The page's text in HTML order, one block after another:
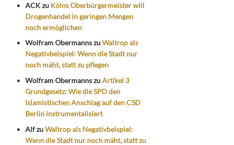
ACKzu Kölns Oberbürgermeister will
Drogenhandel in geringen Mengen
noch ermöglichen
Wolfram ObermannszuWaltrop als
Negativbeispiel: Wenn die Stadt nur
noch mäht, statt zu pflegen
Wolfram ObermannszuArtikel 3
Grundgesetz: Wie die SPD den
islamistischen Anschlag auf den CSD
Berlin instrumentalisiert
AlfzuWaltrop als Negativbeispiel:
Wenn die Stadt nur noch mäht, statt zu